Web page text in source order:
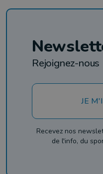
Rejoignez-nous
JE
Recevez nos
de l'info, du